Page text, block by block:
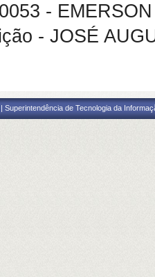
-
- JOSÉ
| Superintendência de Tecnologia da